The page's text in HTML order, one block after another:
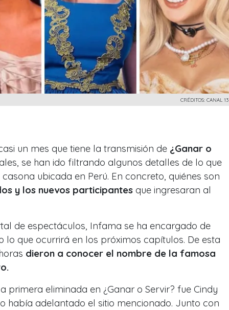
CRÉDITOS: CANAL 13
un mes que tiene la transmisión de ¿Ganar o
se han ido filtrando algunos detalles de lo que
ubicada en Perú. En concreto, quiénes son
y los nuevos participantes que ingresaran al
de espectáculos, Infama se ha encargado de
que ocurrirá en los próximos capítulos. De esta
dieron a conocer el nombre de la famosa
primera eliminada en ¿Ganar o Servir? fue Cindy
había adelantado el sitio mencionado. Junto con